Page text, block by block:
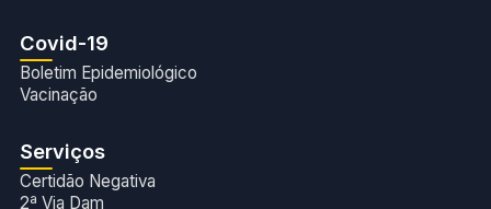
Covid-19
Boletim Epidemiológico
Vacinação
Serviços
Certidão Negativa
2ª Via Dam